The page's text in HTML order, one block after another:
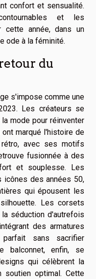
confort et sensualité.
et les
cette année, dans un
ode à la féminité.
du
s'impose comme une
Les créateurs se
mode pour réinventer
marqué l'histoire de
avec ses motifs
fusionnée à des
et souplesse. Les
icônes des années 50,
qui épousent les
Les corsets
séduction d'autrefois
des armatures
sans sacrifier
balconnet, enfin, se
qui célèbrent la
soutien optimal. Cette